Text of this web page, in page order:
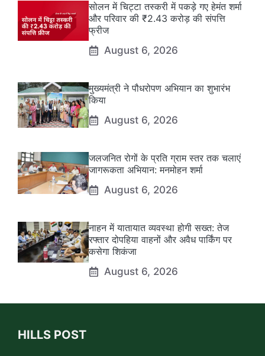
सोलन में चिट्टा तस्करी में पकड़े गए हेमंत शर्मा
और परिवार की ₹2.43 करोड़ की संपत्ति
फ्रीज
August 6, 2026
मुख्यमंत्री ने पौधरोपण अभियान का शुभारंभ
किया
August 6, 2026
जलजनित रोगों के प्रति ग्राम स्तर तक चलाएं
जागरूकता अभियान: मनमोहन शर्मा
August 6, 2026
नाहन में यातायात व्यवस्था होगी सख्त: तेज
रफ्तार दोपहिया वाहनों और अवैध पार्किंग पर
कसेगा शिकंजा
August 6, 2026
HILLS POST